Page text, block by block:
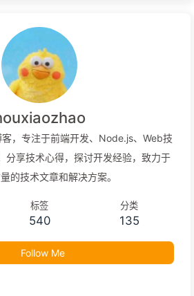
，专注于前端开发、Node.js、Web技
分享技术心得，探讨开发经验，致力于
的技术文章和解决方案。
标签
540
分类
135
Follow Me